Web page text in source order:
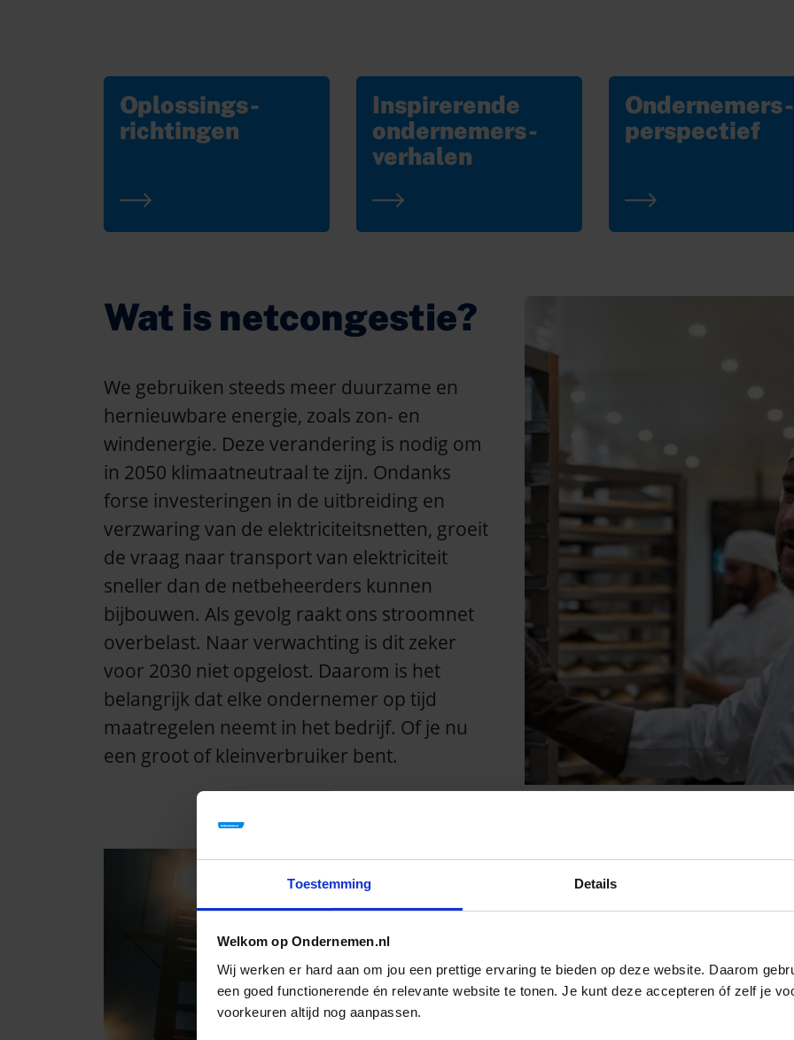
Toestemming Details
Welkom op Ondernemen.nl
Wij werken er hard aan om jou een prettige ervaring te bieden op deze website. Daarom
een goed functionerende én relevante website te tonen. Je kunt deze accepteren óf zelf je
voorkeuren altijd nog aanpassen.
Oplossings-
richtingen
Inspirerende
ondernemers-
verhalen
Ondernemers-
perspectief
Wat is netcongestie?
We gebruiken steeds meer duurzame en
hernieuwbare energie, zoals zon- en
windenergie. Deze verandering is nodig om
in 2050 klimaatneutraal te zijn. Ondanks
forse investeringen in de uitbreiding en
verzwaring van de elektriciteitsnetten, groeit
de vraag naar transport van elektriciteit
sneller dan de netbeheerders kunnen
bijbouwen. Als gevolg raakt ons stroomnet
overbelast. Naar verwachting is dit zeker
voor 2030 niet opgelost. Daarom is het
belangrijk dat elke ondernemer op tijd
maatregelen neemt in het bedrijf. Of je nu
een groot of kleinverbruiker bent.
Wat
De kans
staan als
wilt. Meer
de